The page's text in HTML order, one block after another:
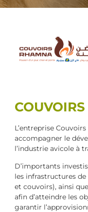
L’entreprise
accompagner le
l’industrie avicole à
D’importants
les infrastructures
et couvoirs), ainsi
afin d’atteindre les
garantir